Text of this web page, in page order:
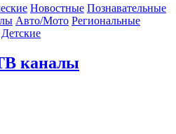
Новостные Познавательные
Авто/Мото Региональные
Детские
каналы